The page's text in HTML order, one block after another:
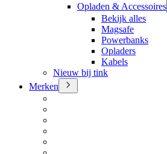
Opladen & Accessoires
Bekijk alles
Magsafe
Powerbanks
Opladers
Kabels
Nieuw bij tink
Merken